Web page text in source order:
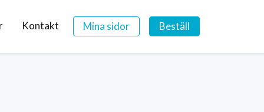
Kontakt Mina sidor Beställ